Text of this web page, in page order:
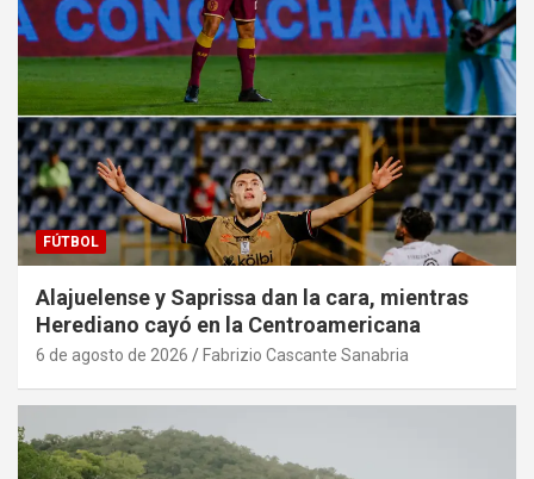
FÚTBOL
Alajuelense y Saprissa dan la cara, mientras
Herediano cayó en la Centroamericana
6 de agosto de 2026 Fabrizio Cascante Sanabria